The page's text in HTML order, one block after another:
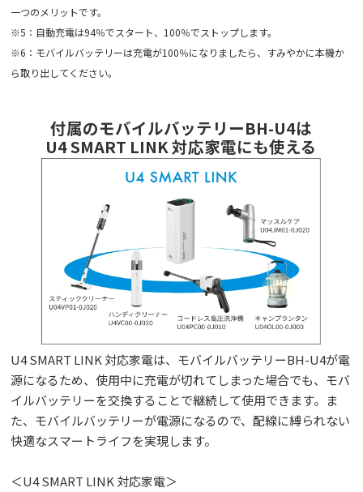
一つのメリットです。
※5：自動充電は94％でスタート、100％でストップします。
※6：モバイルバッテリーは充電が100％になりましたら、すみやかに本機か
ら取り出してください。
付属のモバイルバッテリーBH-U4は
U4 SMART LINK 対応家電にも使える
U4 SMART LINK 対応家電は、モバイルバッテリーBH-U4が電
源になるため、使用中に充電が切れてしまった場合でも、モバ
イルバッテリーを交換することで継続して使用できます。ま
た、モバイルバッテリーが電源になるので、配線に縛られない
快適なスマートライフを実現します。
＜U4 SMART LINK 対応家電＞